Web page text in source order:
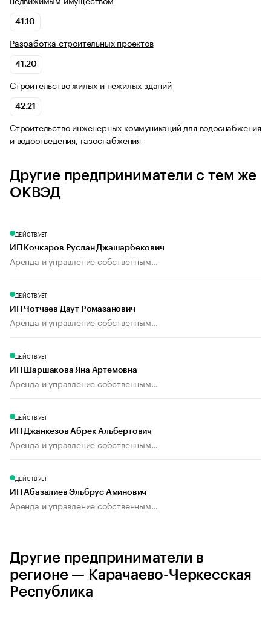
41.10
Разработка строительных проектов
41.20
Строительство жилых и нежилых зданий
42.21
Строительство инженерных коммуникаций для водоснабжения
и водоотведения, газоснабжения
Другие предприниматели с тем же
ОКВЭД
ДЕЙСТВУЕТ
ИП Кочкаров Руслан Джашарбекович
Аренда и управление собственным...
ДЕЙСТВУЕТ
ИП Чотчаев Даут Ромазанович
Аренда и управление собственным...
ДЕЙСТВУЕТ
ИП Шаршакова Яна Артемовна
Аренда и управление собственным...
ДЕЙСТВУЕТ
ИП Джанкезов Абрек Альбертович
Аренда и управление собственным...
ДЕЙСТВУЕТ
ИП Абазалиев Эльбрус Аминович
Аренда и управление собственным...
Другие предприниматели в
регионе — Карачаево-Черкесская
Республика